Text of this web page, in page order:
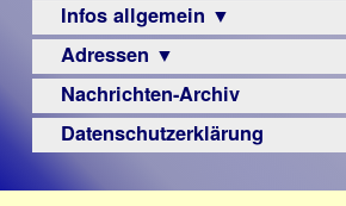
Archiv
Urteile
Infos allgemein ▼
Sehbehinderung
Frühförderung
Schule
–
Adressen ▼
Augenoptiker
Berufsbildungswerke
Nachrichten-Archiv
Datenschutzerklärung